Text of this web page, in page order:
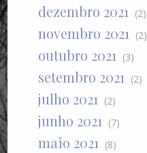
dezembro 2021 (2)
novembro 2021 (2)
outubro 2021 (3)
setembro 2021 (2)
julho 2021 (2)
junho 2021 (7)
maio 2021 (8)